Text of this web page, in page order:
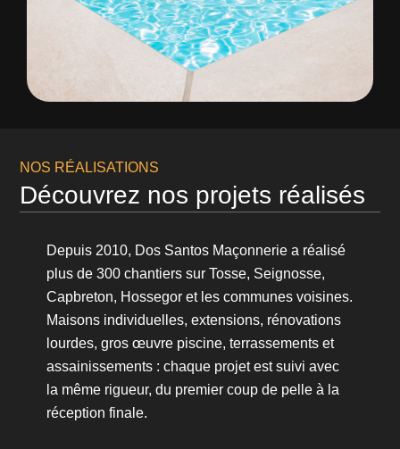
NOS RÉALISATIONS
Découvrez nos projets réalisés
Depuis 2010, Dos Santos Maçonnerie a réalisé
plus de 300 chantiers sur Tosse, Seignosse,
Capbreton, Hossegor et les communes voisines.
Maisons individuelles, extensions, rénovations
lourdes, gros œuvre piscine, terrassements et
assainissements : chaque projet est suivi avec
la même rigueur, du premier coup de pelle à la
réception finale.